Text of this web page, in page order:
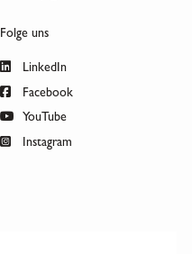
Folge uns
LinkedIn
Facebook
YouTube
Instagram